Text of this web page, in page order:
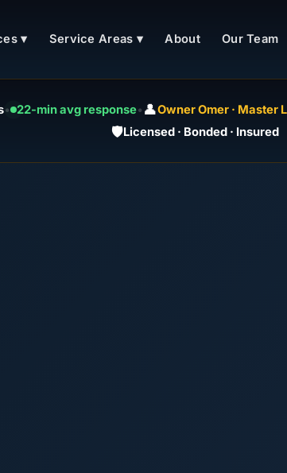
▾ Service Areas ▾ About Our Team
• 22-min avg response• 👤Owner Omer · Master
🛡️Licensed · Bonded · Insured